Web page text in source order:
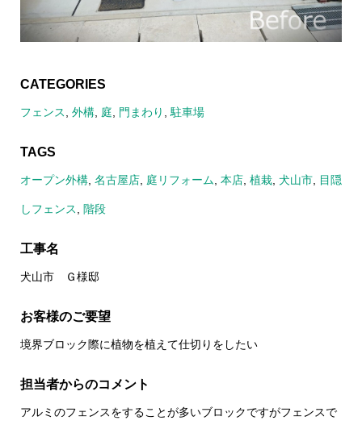
CATEGORIES
フェンス 外構, 庭 門まわり 駐車場
TAGS
オープン外構, 名古屋店, 庭リフォーム 本店, 植栽, 犬山市, 目隠
しフェンス 階段
工事名
犬山市 Ｇ様邸
お客様のご要望
境界ブロック際に植物を植えて仕切りをしたい
担当者からのコメント
アルミのフェンスをすることが多いブロックですがフェンスで